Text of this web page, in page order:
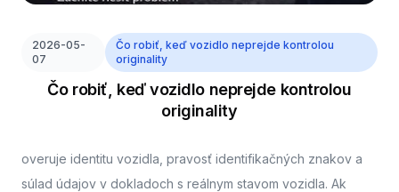
2026-05-
07
Čo robiť, keď vozidlo neprejde kontrolou
originality
Čo robiť, keď vozidlo neprejde kontrolou
originality
overuje identitu vozidla, pravosť identifikačných znakov a
súlad údajov v dokladoch s reálnym stavom vozidla. Ak